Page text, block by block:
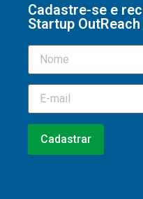
Cadastre-se e
Startup